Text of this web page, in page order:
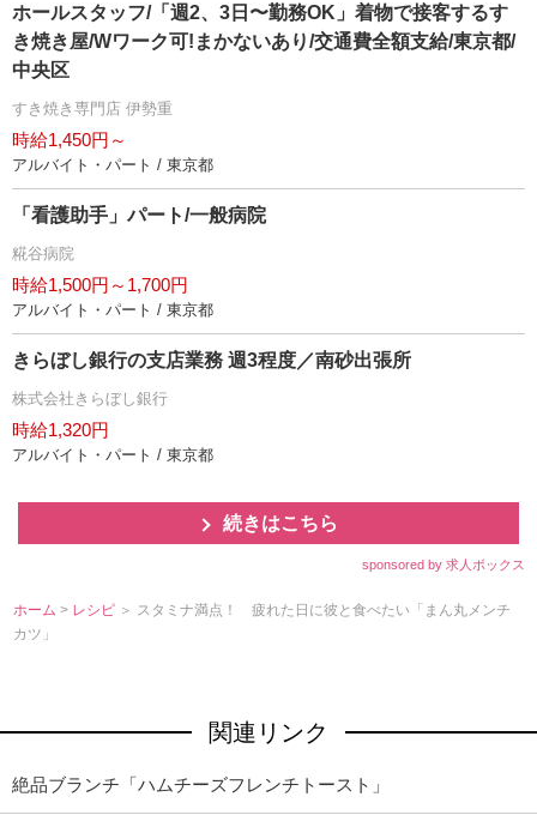
ホールスタッフ/「週2、3日〜勤務OK」着物で接客するす
き焼き屋/Wワーク可!まかないあり/交通費全額支給/東京都/
中央区
すき焼き専門店 伊勢重
時給1,450円～
アルバイト・パート / 東京都
「看護助手」パート/一般病院
糀谷病院
時給1,500円～1,700円
アルバイト・パート / 東京都
きらぼし銀行の支店業務 週3程度／南砂出張所
株式会社きらぼし銀行
時給1,320円
アルバイト・パート / 東京都
続きはこちら
sponsored by 求人ボックス
ホーム > レシピ ＞ スタミナ満点！ 疲れた日に彼と食べたい「まん丸メンチ
カツ」
関連リンク
絶品ブランチ「ハムチーズフレンチトースト」